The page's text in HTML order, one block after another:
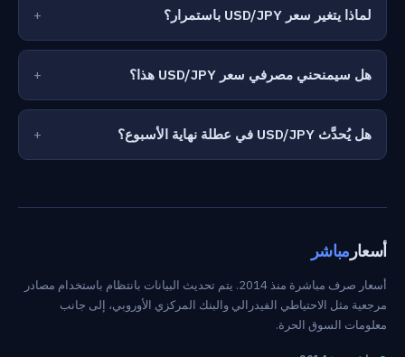
لماذا يتغير سعر USD/JPY باستمرار؟
هل سيمنحني مصرفي سعر USD/JPY هذا؟
هل يُحدَّث USD/JPY في عطلة نهاية الأسبوع؟
أسعار مباشر
أسعار صرف مباشرة منذ 2014. يتم تحديث البيانات بانتظام باستخدام مصادر
مرجعية مثل الاحتياطي الفيدرالي والبنك المركزي الأوروبي، إلى جانب
معلومات السوق الحرة.